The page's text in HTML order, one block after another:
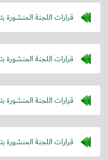
قرارات اللجنة المنشورة
قرارات اللجنة المنشورة
قرارات اللجنة المنشورة
قرارات اللجنة المنشورة